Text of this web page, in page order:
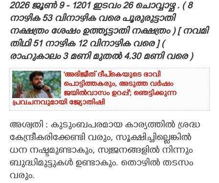
CARTOONS
LITERATURE
ZOOM
CONTACT US
2026 ജൂൺ 9 - 1201 ഇടവം 26 ചൊവ്വാഴ്ച . ( 8
നാഴിക 53 വിനാഴിക വരെ പൂരുരുട്ടാതി
നക്ഷത്രം ശേഷം ഉത്തൃട്ടാതി നക്ഷത്രം ) [ നവമി
തിഥി 51 നാഴിക 12 വിനാഴിക വരെ ] (
രാഹുകാലം 3 മണി മുതൽ 4.30 മണി വരെ )
'അഭിജീത് ദീപ്‌കെയുടെ ഭാവി
പൊട്ടിത്തകരും, അടുത്ത വർഷം
ജയിൽവാസം ഉറപ്പ്'; ഞെട്ടിക്കുന്ന
പ്രവചനവുമായി ജ്യോതിഷി
അശ്വതി : കുടുംബപരമായ കാര്യത്തിൽ ശ്രദ്ധ
കേന്ദ്രീകരിക്കേണ്ടി വരും, സൂക്ഷിച്ചില്ലെങ്കിൽ
ധന നഷ്ടമുണ്ടാകും, സ്വജനങ്ങളിൽ നിന്നും
ബുദ്ധിമുട്ടുകൾ ഉണ്ടാകും. തൊഴിൽ തടസം
വരും.